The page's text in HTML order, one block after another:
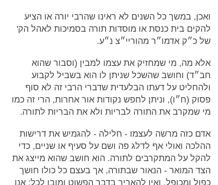
ואכן, במשך כל השנים לא ראינו שהרבי יורה או הציע
להקים בית כנסת או מוסדות תורה בסמיכות לאהל הק'
של כ״ק אדמו״ר מהוריי״צ נ״ע.
אלא מה, מי שמחזיק את עצמו למבין (וסבור שהוא
חב״ד) וחושב שהשכל שניתן לו הוא בשביל לקבוע
ולהחליט על דעתו הבלעדית שדברי הרבי זה לא סוף
פסוק (ח״ו), וניתן לחפש נקודות אור אחרות, הרי זה כמו
מי שמקרב את התורה לבריות ולא את הבריות לתורה.
אדם כזה מרשה לעצמו - חלילה - להגמיש את דרישות
ההלכה ואולי אף לדלג פה ושם על סעיף או שניים, כדי
להקל על המתקרבים לתורה. הוא חושב שהוא מייצג את
הצד המואר - הנאור שבתורה, אך בעצם כל כולו חושך
כפול ומכופל, ואין להאריך בדבר הפשוט ומובן לכל: אנו